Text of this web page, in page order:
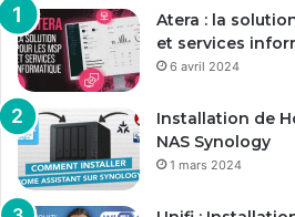
Atera : la
et services
6 avril 2024
Installation de
NAS Synology
1 mars 2024